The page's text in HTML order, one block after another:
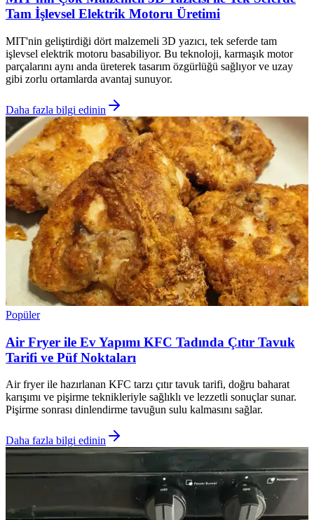
Tam İşlevsel Elektrik Motoru Üretimi
MIT'nin geliştirdiği dört malzemeli 3D yazıcı, tek seferde tam
işlevsel elektrik motoru basabiliyor. Bu teknoloji, karmaşık motor
parçalarını aynı anda üreterek tasarım özgürlüğü sağlıyor ve uzay
gibi zorlu ortamlarda avantaj sunuyor.
Daha fazla bilgi edinin
Popüler
Air Fryer ile Ev Yapımı KFC Tadında Çıtır Tavuk
Tarifi ve Püf Noktaları
Air fryer ile hazırlanan KFC tarzı çıtır tavuk tarifi, doğru baharat
karışımı ve pişirme teknikleriyle sağlıklı ve lezzetli sonuçlar sunar.
Pişirme sonrası dinlendirme tavuğun sulu kalmasını sağlar.
Daha fazla bilgi edinin